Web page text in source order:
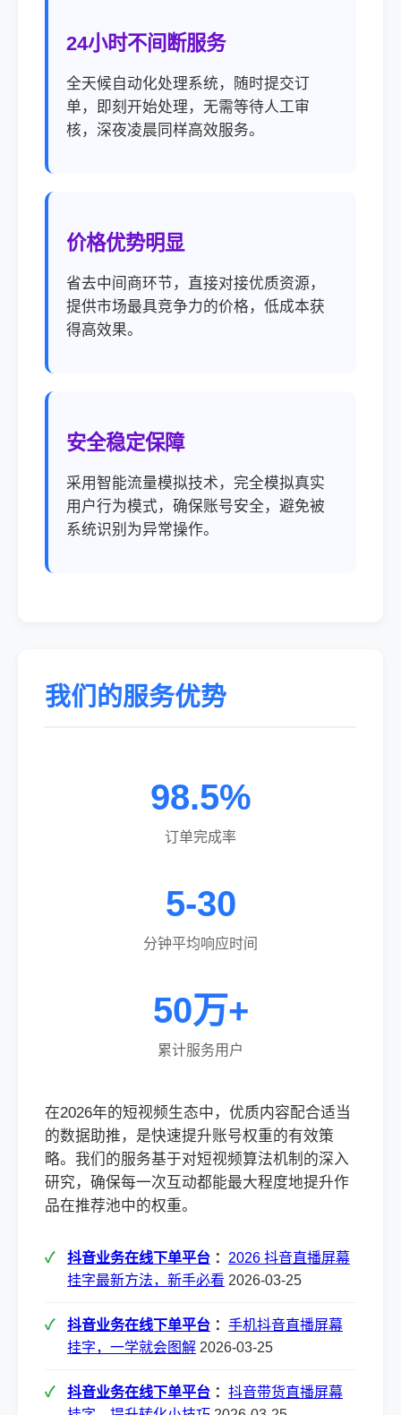
24小时不间断服务
全天候自动化处理系统，随时提交订
单，即刻开始处理，无需等待人工审
核，深夜凌晨同样高效服务。
价格优势明显
省去中间商环节，直接对接优质资源，
提供市场最具竞争力的价格，低成本获
得高效果。
安全稳定保障
采用智能流量模拟技术，完全模拟真实
用户行为模式，确保账号安全，避免被
系统识别为异常操作。
我们的服务优势
98.5%
订单完成率
5-30
分钟平均响应时间
50万+
累计服务用户
在2026年的短视频生态中，优质内容配合适当
的数据助推，是快速提升账号权重的有效策
略。我们的服务基于对短视频算法机制的深入
研究，确保每一次互动都能最大程度地提升作
品在推荐池中的权重。
抖音业务在线下单平台 ： 2026 抖音直播屏幕
挂字最新方法，新手必看 2026-03-25
抖音业务在线下单平台 ： 手机抖音直播屏幕
挂字，一学就会图解 2026-03-25
抖音业务在线下单平台 ： 抖音带货直播屏幕